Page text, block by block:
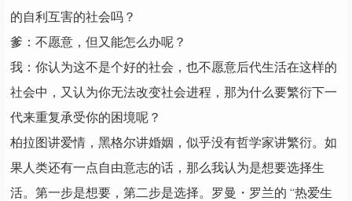
的自利互害的社会吗？
爹：不愿意，但又能怎么办呢？
我：你认为这不是个好的社会，也不愿意后代生活在这样的
社会中，又认为你无法改变社会进程，那为什么要繁衍下一
代来重复承受你的困境呢？
柏拉图讲爱情，黑格尔讲婚姻，似乎没有哲学家讲繁衍。如
果人类还有一点自由意志的话，那么我认为是想要选择生
活。第一步是想要，第二步是选择。罗曼・罗兰的 “热爱生